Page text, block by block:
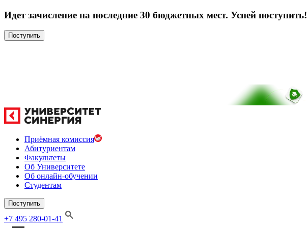
Идет зачисление на последние 30 бюджетных мест. Успей поступить!
Поступить
Приёмная комиссия
Абитуриентам
Факультеты
Об Университете
Об онлайн-обучении
Студентам
Поступить
+7 495 280-01-41